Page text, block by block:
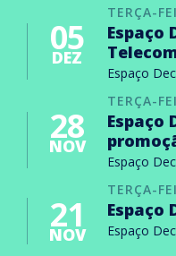
TERÇA-
05
DEZ
Espaço
Espaço
TERÇA-
28
NOV
Espaço
Espaço
TERÇA-
21
NOV
Espaço
Espaço